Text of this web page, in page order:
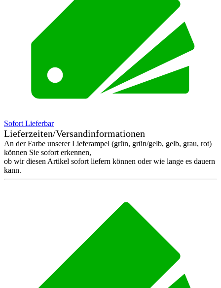
Sofort Lieferbar
Lieferzeiten/Versandinformationen
An der Farbe unserer Lieferampel (grün, grün/gelb, gelb, grau, rot)
können Sie sofort erkennen,
ob wir diesen Artikel sofort liefern können oder wie lange es dauern
kann.